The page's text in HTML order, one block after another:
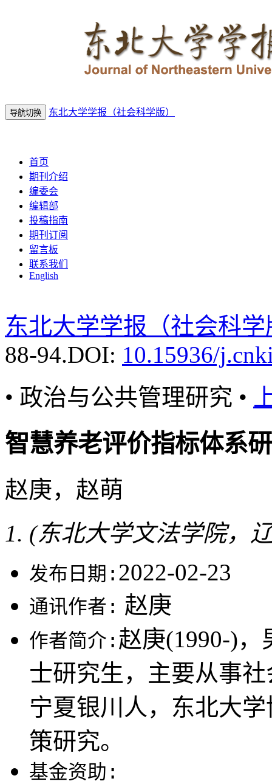
导航切换 东北大学学报（社会科学版）
首页
期刊介绍
编委会
编辑部
投稿指南
期刊订阅
留言板
联系我们
English
东北大学学报（社会科学
88-94.DOI: 10.15936/
• 政治与公共管理研究 •
智慧养老评价指标体系
赵庚，赵萌
(东北大学文法学院，
发布日期: 2022-02-23
通讯作者: 赵庚
作者简介: 赵庚(1990-)
士研究生，主要从事
宁夏银川人，东北大
策研究。
基金资助: